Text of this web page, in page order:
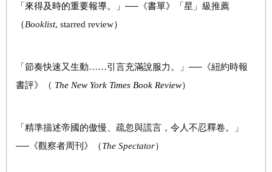
「來得及時的重要報導。」 ──《書單》
「星」級推薦
（Booklist, starred review）
「節奏快速又生動……引言充滿說服力。」──《紐約時報
書評》（ The New York Times Book Review）
「精準描述帝國的傲慢、疏忽與謊言，令人不忍釋卷。」
──《觀察者周刊》（The Spectator）